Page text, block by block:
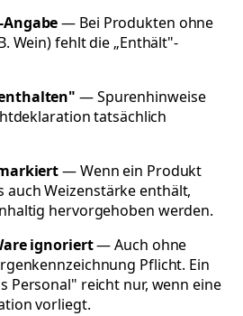
— Bei Produkten ohne
Wein) fehlt die „Enthält"-
— Spurenhinweise
tatsächlich
— Wenn ein Produkt
auch Weizenstärke enthält,
hervorgehoben werden.
ignoriert— Auch ohne
Pflicht. Ein
Personal" reicht nur, wenn eine
vorliegt.